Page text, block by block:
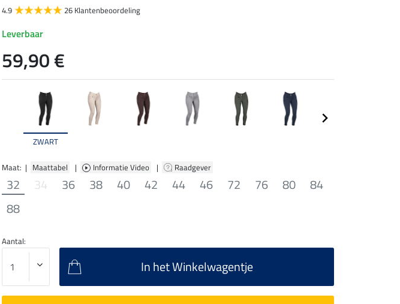
ZWART
Maat: | Maattabel | Informatie Video | Raadgever
32 34 36 38 40 42 44 46 72 76 80
84
88
4.9
26 Klantenbeoordeling
Leverbaar
59,90 €
Aantal:
In het Winkelwagentje